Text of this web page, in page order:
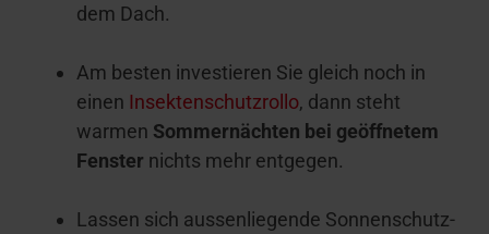
dem Dach.
Am besten investieren Sie gleich noch in
einen Insektenschutzrollo, dann steht
warmen Sommernächten bei geöffnetem
Fenster nichts mehr entgegen.
Lassen sich aussenliegende Sonnenschutz-